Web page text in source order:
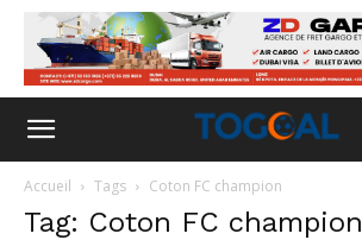
Accueil Tags Coton FC champion
Tag: Coton FC champion